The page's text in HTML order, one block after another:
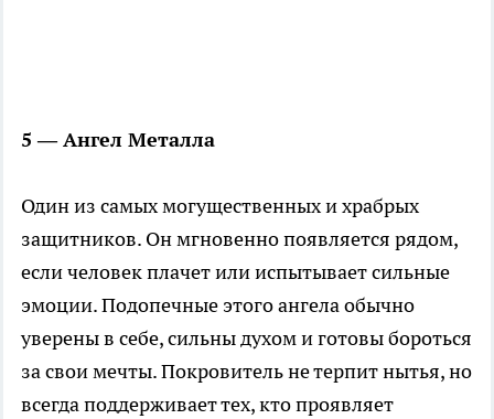
5 — Ангел Металла
Один из самых могущественных и храбрых
защитников. Он мгновенно появляется рядом,
если человек плачет или испытывает сильные
эмоции. Подопечные этого ангела обычно
уверены в себе, сильны духом и готовы бороться
за свои мечты. Покровитель не терпит нытья, но
всегда поддерживает тех, кто проявляет